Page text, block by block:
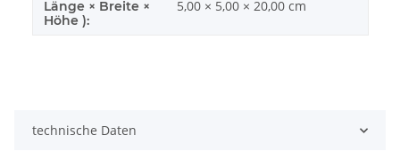
Länge × Breite ×
Höhe ):
5,00 × 5,00 × 20,00 cm
technische Daten